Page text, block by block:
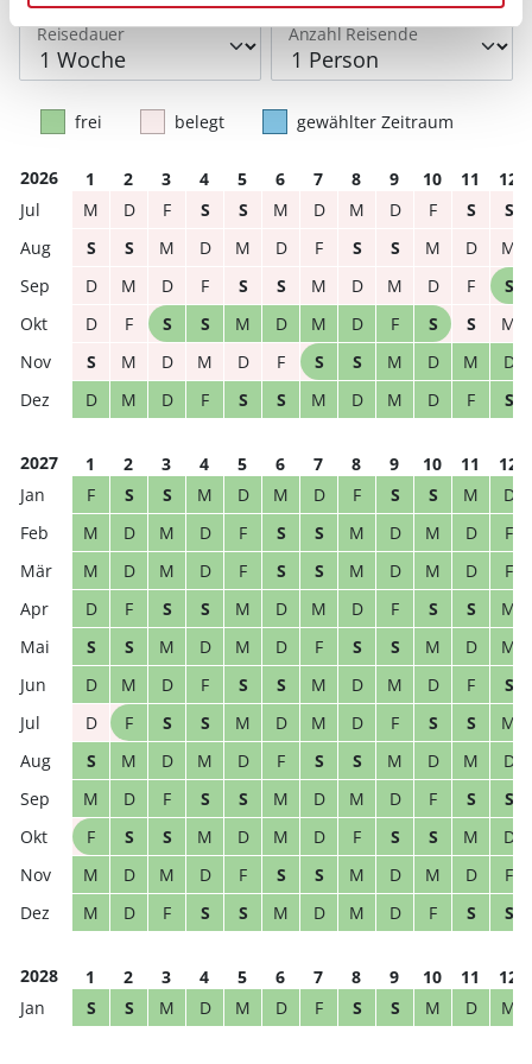
Reisedauer Anzahl Reisende
frei belegt gewählter Zeitraum
2026 1 2 3 4 5 6 7 8 9 10 11
12
M
D F S S M D M D F S
S
S
S M D M D F S S M D
M
D
M D F S S M D M D F
S
D
F S S M D M D F S S
M
S
M D M D F S S M D M
D
D
M D F S S M D M D F S
2027 1 2 3 4 5 6 7 8 9 10 11
12
F
S S M D M D F S S M
D
M
D M D F S S M D M D
F
M
D M D F S S M D M D
F
D
F S S M D M D F S S
M
S
S M D M D F S S M D
M
D
M D F S S M D M D F
S
D
F S S M D M D F S S
M
S
M D M D F S S M D M
D
M
D F S S M D M D F S
S
F
S S M D M D F S S M
D
M
D M D F S S M D M D
F
M
D F S S M D M D F S S
2028 1 2 3 4 5 6 7 8 9 10 11
12
S
S M D M D F S S M D M